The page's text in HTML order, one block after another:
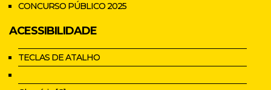
CONCURSO PÚBLICO 2025
ACESSIBILIDADE
TECLAS DE ATALHO